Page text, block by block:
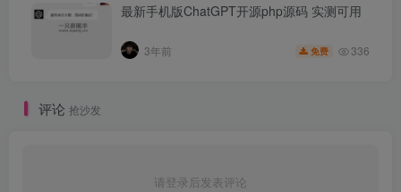
最新手机版ChatGPT开源php源码 实测可用
3年前 免费 336
评论 抢沙发
请登录后发表评论